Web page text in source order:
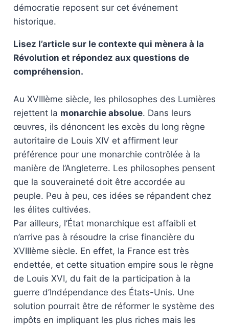
démocratie reposent sur cet événement
historique.
Lisez l’article sur le contexte qui mènera à la
Révolution et répondez aux questions de
compréhension.
Au XVIIIème siècle, les philosophes des Lumières
rejettent la monarchie absolue. Dans leurs
œuvres, ils dénoncent les excès du long règne
autoritaire de Louis XIV et affirment leur
préférence pour une monarchie contrôlée à la
manière de l’Angleterre. Les philosophes pensent
que la souveraineté doit être accordée au
peuple. Peu à peu, ces idées se répandent chez
les élites cultivées.
Par ailleurs, l’État monarchique est affaibli et
n’arrive pas à résoudre la crise financière du
XVIIIème siècle. En effet, la France est très
endettée, et cette situation empire sous le règne
de Louis XVI, du fait de la participation à la
guerre d’Indépendance des États-Unis. Une
solution pourrait être de réformer le système des
impôts en impliquant les plus riches mais les